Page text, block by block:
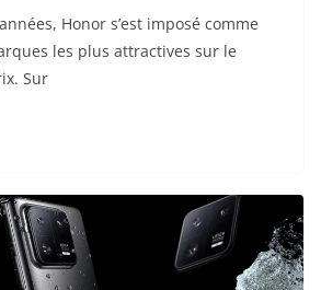
Honor s’est imposé comme
les plus attractives sur le
Sur